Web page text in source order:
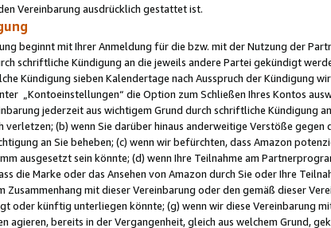
Vereinbarung ausdrücklich gestattet ist.
beginnt mit Ihrer Anmeldung für die bzw. mit der Nutzung der
schriftliche Kündigung an die jeweils andere Partei gekündigt
Kündigung sieben Kalendertage nach Ausspruch der Kündigung
„Kontoeinstellungen“ die Option zum Schließen Ihres Kontos
jederzeit aus wichtigem Grund durch schriftliche Kündigung
verletzen; (b) wenn Sie darüber hinaus anderweitige Verstöße
an Sie beheben; (c) wenn wir befürchten, dass Amazon
ausgesetzt sein könnte; (d) wenn Ihre Teilnahme am
die Marke oder das Ansehen von Amazon durch Sie oder Ihre
Zusammenhang mit dieser Vereinbarung oder den gemäß dieser
oder künftig unterliegen könnte; (g) wenn wir diese Vereinbarung
agieren, bereits in der Vergangenheit, gleich aus welchem Grund,